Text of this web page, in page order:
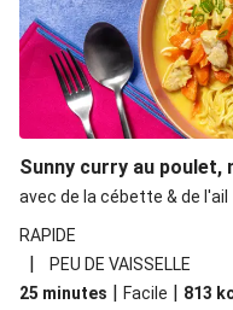
Sunny curry au poulet,
avec de la cébette & de l'ail
RAPIDE
| PEU DE VAISSELLE
25 minutes | Facile | 813